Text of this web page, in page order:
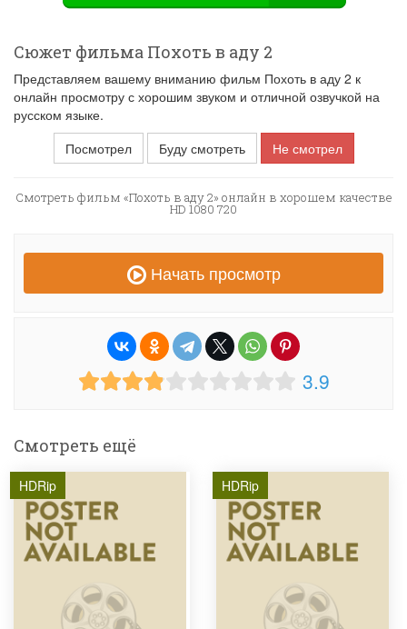
Сюжет фильма Похоть в аду 2
Представляем вашему вниманию фильм Похоть в аду 2 к
онлайн просмотру с хорошим звуком и отличной озвучкой на
русском языке.
Посмотрел
Буду смотреть Не смотрел
Смотреть фильм «Похоть в аду 2» онлайн в хорошем качестве
HD 1080 720
Начать просмотр
3.9
Смотреть ещё
HDRip HDRip